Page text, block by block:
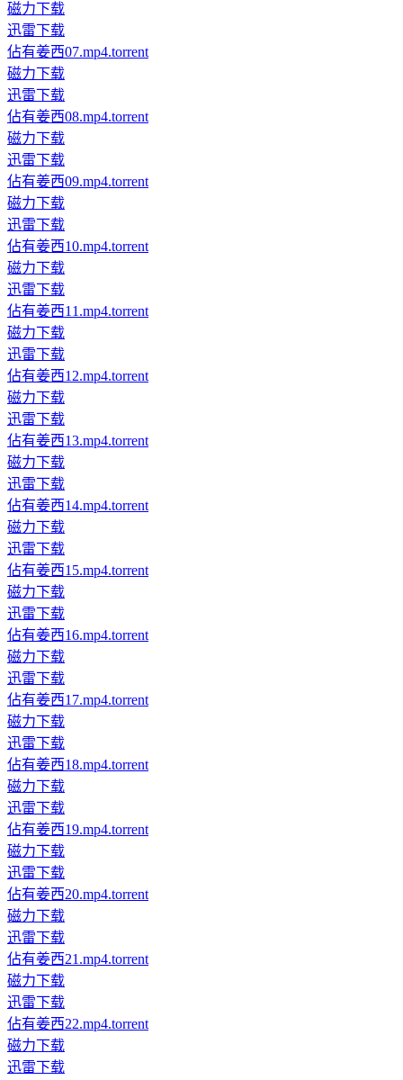
磁力下载
迅雷下载
佔有姜西07.mp4.torrent
磁力下载
迅雷下载
佔有姜西08.mp4.torrent
磁力下载
迅雷下载
佔有姜西09.mp4.torrent
磁力下载
迅雷下载
佔有姜西10.mp4.torrent
磁力下载
迅雷下载
佔有姜西11.mp4.torrent
磁力下载
迅雷下载
佔有姜西12.mp4.torrent
磁力下载
迅雷下载
佔有姜西13.mp4.torrent
磁力下载
迅雷下载
佔有姜西14.mp4.torrent
磁力下载
迅雷下载
佔有姜西15.mp4.torrent
磁力下载
迅雷下载
佔有姜西16.mp4.torrent
磁力下载
迅雷下载
佔有姜西17.mp4.torrent
磁力下载
迅雷下载
佔有姜西18.mp4.torrent
磁力下载
迅雷下载
佔有姜西19.mp4.torrent
磁力下载
迅雷下载
佔有姜西20.mp4.torrent
磁力下载
迅雷下载
佔有姜西21.mp4.torrent
磁力下载
迅雷下载
佔有姜西22.mp4.torrent
磁力下载
迅雷下载